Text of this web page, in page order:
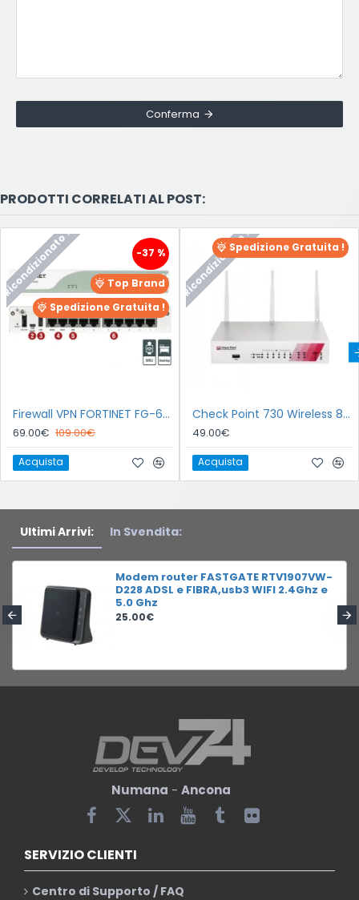
Conferma
PRODOTTI CORRELATI AL POST:
Top Brand
Ricondizionato !
Spedizione Gratuita !
-37 %
Firewall VPN FORTINET FG-60D
69.00€ 109.00€
Acquista
Ricondizionato !Spedizione Gratuita !
Check Point 730 Wireless 802.11ac Dual-Band Gigabit Security Firewall Modem Router
49.00€
Acquista
Ultimi Arrivi: In Svendita:
Modem router FASTGATE RTV1907VW-
D228 ADSL e FIBRA,usb3 WIFI 2.4Ghz e
5.0 Ghz
25.00€
Numana - Ancona
SERVIZIO CLIENTI
Centro di Supporto / FAQ